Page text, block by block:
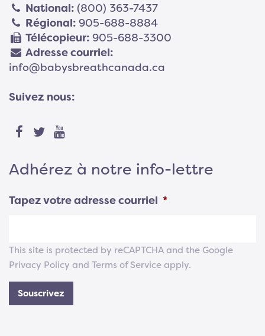
National: (800) 363-7437
Régional: 905-688-8884
Télécopieur: 905-688-3300
Adresse courriel:
info@babysbreathcanada.ca
Suivez nous:
Adhérez à notre info-lettre
Tapez votre adresse courriel *
This site is protected by reCAPTCHA and the Google
Privacy Policy and Terms of Service apply.
Souscrivez